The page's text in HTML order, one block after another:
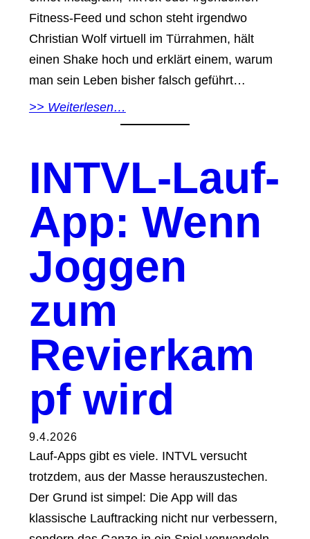
Fitness-Feed und schon steht irgendwo
Christian Wolf virtuell im Türrahmen, hält
einen Shake hoch und erklärt einem, warum
man sein Leben bisher falsch geführt…
>> Weiterlesen…
INTVL-Lauf-
App: Wenn
Joggen
zum
Revierkam
pf wird
9.4.2026
Lauf-Apps gibt es viele. INTVL versucht
trotzdem, aus der Masse herauszustechen.
Der Grund ist simpel: Die App will das
klassische Lauftracking nicht nur verbessern,